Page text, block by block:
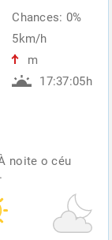
Chances: 0%
5km/h
m
17:37:05h
noite o céu